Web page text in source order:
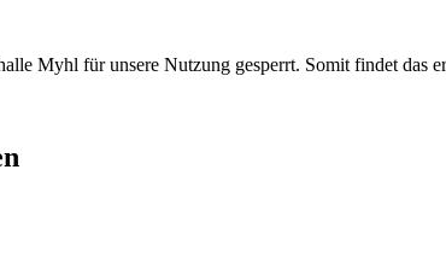
Myhl für unsere Nutzung gesperrt. Somit findet das